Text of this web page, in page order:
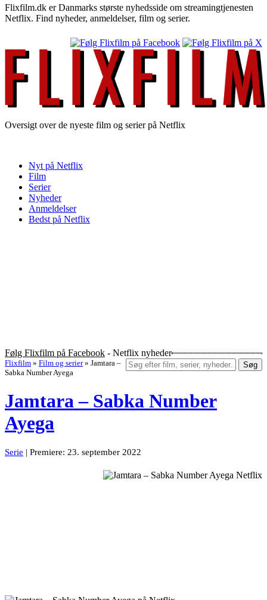
Flixfilm.dk er Danmarks største nyhedsside om streamingtjenesten
Netflix. Find nyheder, anmeldelser, film og serier.
Oversigt over de nyeste film og serier på Netflix
Nyt på Netflix
Film
Serier
Nyheder
Anmeldelser
Bedst på Netflix
Følg Flixfilm på Facebook - Netflix nyheder
Søg
Flixfilm » Film og serier » Jamtara –
Sabka Number Ayega
Jamtara – Sabka Number
Ayega
Serie | Premiere: 23. september 2022